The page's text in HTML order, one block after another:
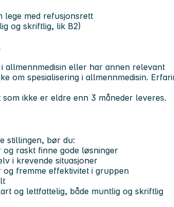
lege med refusjonsrett
og skriftlig, lik B2)
allmennmedisin eller har annen relevant
om spesialisering i allmennmedisin.
ikke er eldre enn 3 måneder leveres.
stillingen, bør du:
raskt finne gode løsninger
i krevende situasjoner
og fremme effektivitet i gruppen
og lettfattelig, både muntlig og skriftlig